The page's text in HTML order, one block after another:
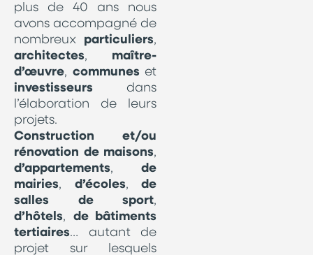
plus de 40 ans nous
avons accompagné de
nombreux particuliers,
architectes, maître-
d’œuvre, communes et
investisseurs dans
l’élaboration de leurs
projets.
Construction et/ou
rénovation de maisons,
d’appartements, de
mairies, d’écoles, de
salles de sport,
d’hôtels, de bâtiments
tertiaires… autant de
projet sur lesquels